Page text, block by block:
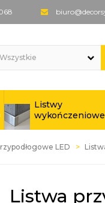
Listwy
wykończeniowe
LED
Listwa